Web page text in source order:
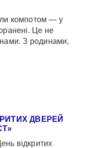
компотом — у
Це не
З родинами,
ДВЕРЕЙ
відкритих